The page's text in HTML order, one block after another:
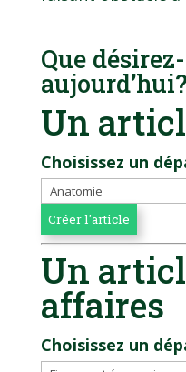
Que
aujourd’hui?
Un
Choisissez un
Un
affaires
Choisissez un